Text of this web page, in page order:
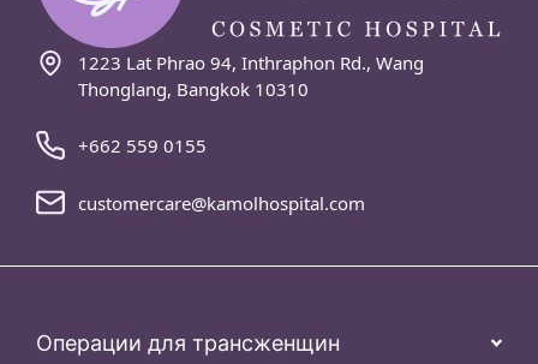
1223 Lat Phrao 94, Inthraphon Rd., Wang
Thonglang, Bangkok 10310
+662 559 0155
customercare@kamolhospital.com
Операции для трансженщин